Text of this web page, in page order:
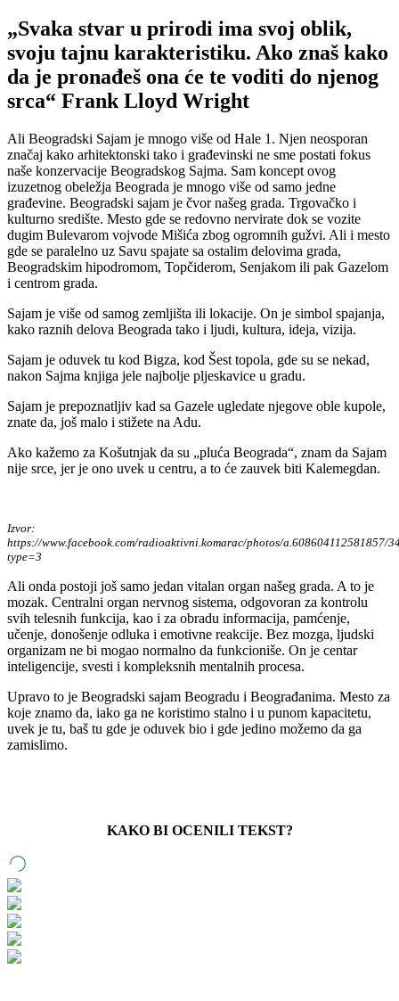
„Svaka stvar u prirodi ima svoj oblik,
svoju tajnu karakteristiku. Ako znaš kako
da je pronađeš ona će te voditi do njenog
srca“ Frank Lloyd Wright
Ali Beogradski Sajam je mnogo više od Hale 1. Njen neosporan
značaj kako arhitektonski tako i građevinski ne sme postati fokus
naše konzervacije Beogradskog Sajma. Sam koncept ovog
izuzetnog obeležja Beograda je mnogo više od samo jedne
građevine. Beogradski sajam je čvor našeg grada. Trgovačko i
kulturno središte. Mesto gde se redovno nervirate dok se vozite
dugim Bulevarom vojvode Mišića zbog ogromnih gužvi. Ali i mesto
gde se paralelno uz Savu spajate sa ostalim delovima grada,
Beogradskim hipodromom, Topčiderom, Senjakom ili pak Gazelom
i centrom grada.
Sajam je više od samog zemljišta ili lokacije. On je simbol spajanja,
kako raznih delova Beograda tako i ljudi, kultura, ideja, vizija.
Sajam je oduvek tu kod Bigza, kod Šest topola, gde su se nekad,
nakon Sajma knjiga jele najbolje pljeskavice u gradu.
Sajam je prepoznatljiv kad sa Gazele ugledate njegove oble kupole,
znate da, još malo i stižete na Adu.
Ako kažemo za Košutnjak da su „pluća Beograda“, znam da Sajam
nije srce, jer je ono uvek u centru, a to će zauvek biti Kalemegdan.
Izvor:
https://www.facebook.com/radioaktivni.komarac/photos/a.608604112581857/
type=3
Ali onda postoji još samo jedan vitalan organ našeg grada. A to je
mozak. Centralni organ nervnog sistema, odgovoran za kontrolu
svih telesnih funkcija, kao i za obradu informacija, pamćenje,
učenje, donošenje odluka i emotivne reakcije. Bez mozga, ljudski
organizam ne bi mogao normalno da funkcioniše. On je centar
inteligencije, svesti i kompleksnih mentalnih procesa.
Upravo to je Beogradski sajam Beogradu i Beograđanima. Mesto za
koje znamo da, iako ga ne koristimo stalno i u punom kapacitetu,
uvek je tu, baš tu gde je oduvek bio i gde jedino možemo da ga
zamislimo.
KAKO BI OCENILI TEKST?